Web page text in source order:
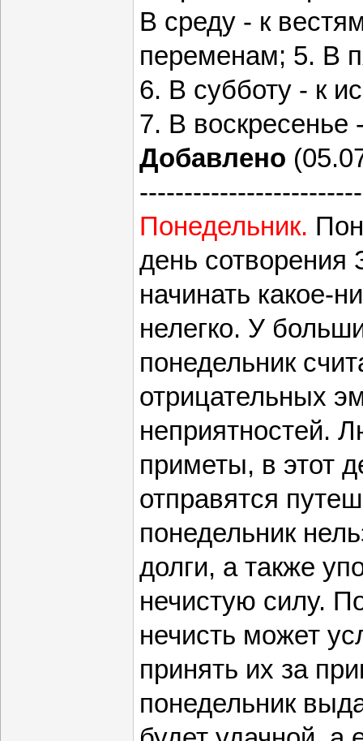
В среду - к
переменам; 5. В
6. В субботу - к
7. В воскресенье
Добавлено
Понедельник.
день
начинать какое-
нелегко. У
понедельник
отрицательных
неприятностей.
приметы, в этот
отправятся
понедельник
долги, а также
нечистую силу.
нечисть может
принять их за
понедельник